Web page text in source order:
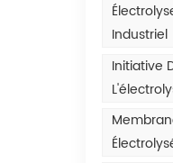
Industriel
Initiative